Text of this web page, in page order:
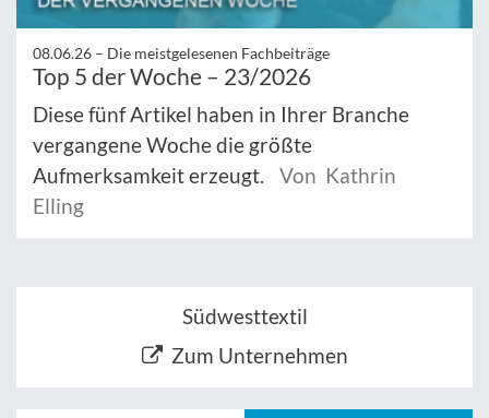
08.06.26 – Die meistgelesenen Fachbeiträge
Top 5 der Woche – 23/2026
Diese fünf Artikel haben in Ihrer Branche
vergangene Woche die größte
Aufmerksamkeit erzeugt.
Von Kathrin
Elling
Südwesttextil
Zum Unternehmen